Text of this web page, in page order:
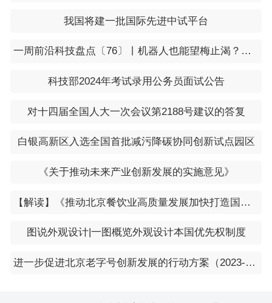
我国将建一批国际先进中试平台
一周前沿科技盘点〔76〕丨机器人也能望梅止渴？他们首次提出“机器联觉”；让光速减慢1万多倍，这块芯片什么来头？
科技部2024年考试录用公务员面试公告
对十四届全国人大一次会议第2188号建议的答复
白银高新区入选全国首批减污降碳协同创新试点园区
《关于推动未来产业创新发展的实施意见》
【解读】《推动北京餐饮业高质量发展加快打造国际美食之都行动方案》
图说外观设计|一图概览外观设计本国优先权制度
进一步促进北京老字号创新发展的行动方案（2023-2025年）